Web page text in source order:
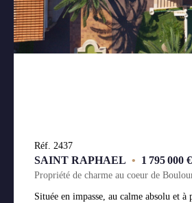
Réf. 2437
SAINT RAPHAEL • 1 795 000 €
Propriété de charme au coeur de
Située en impasse, au calme absolu et